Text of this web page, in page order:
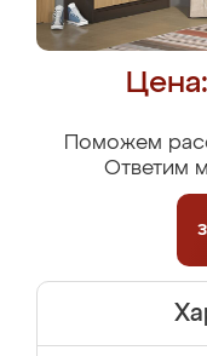
Поможем
Ответим